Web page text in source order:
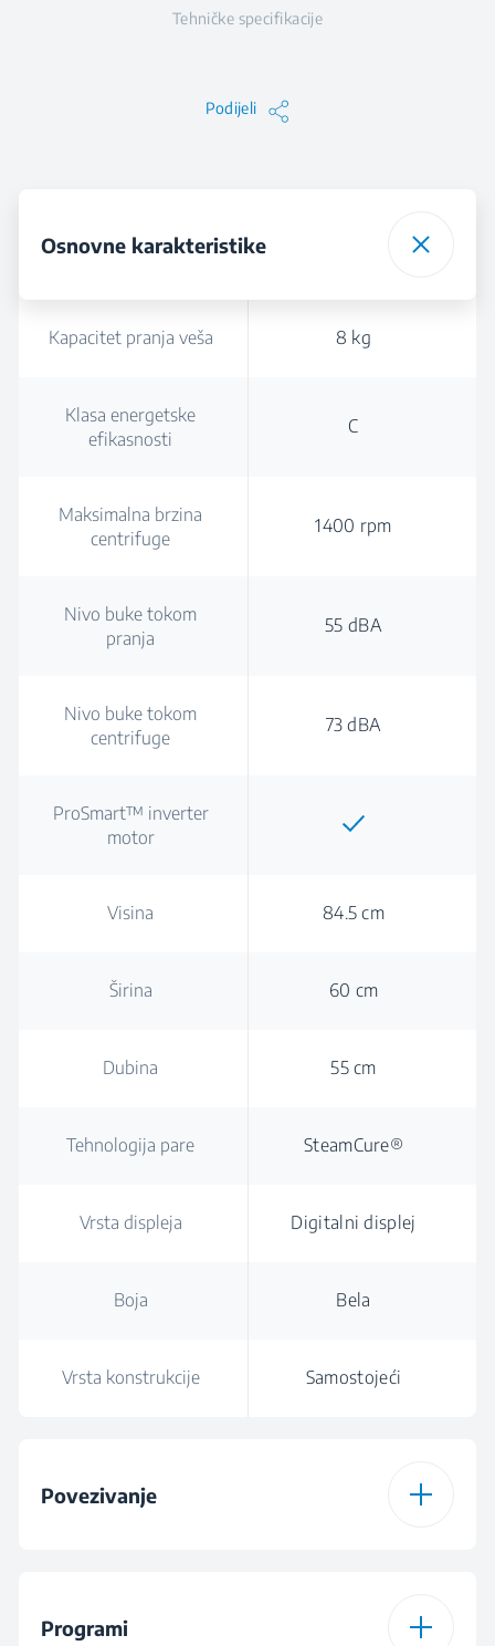
Tehničke specifikacije
Podijeli
Osnovne karakteristike
Kapacitet pranja veša 8 kg
Klasa energetske
efikasnosti
C
Maksimalna brzina
centrifuge
1400 rpm
Nivo buke tokom
pranja
55 dBA
Nivo buke tokom
centrifuge
73 dBA
ProSmart™ inverter
motor
Visina 84.5 cm
Širina 60 cm
Dubina 55 cm
Tehnologija pare SteamCure®
Vrsta displeja Digitalni displej
Boja Bela
Vrsta konstrukcije Samostojeći
Povezivanje
Programi